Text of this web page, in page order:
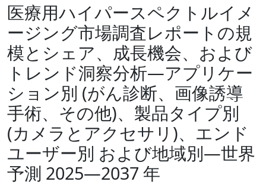
医療用ハイパースペクトルイメ
ージング市場調査レポートの規
模とシェア、成長機会、および
トレンド洞察分析―アプリケー
ション別 (がん診断、画像誘導
手術、その他)、製品タイプ別
(カメラとアクセサリ)、エンド
ユーザー別 および地域別―世界
予測 2025―2037 年